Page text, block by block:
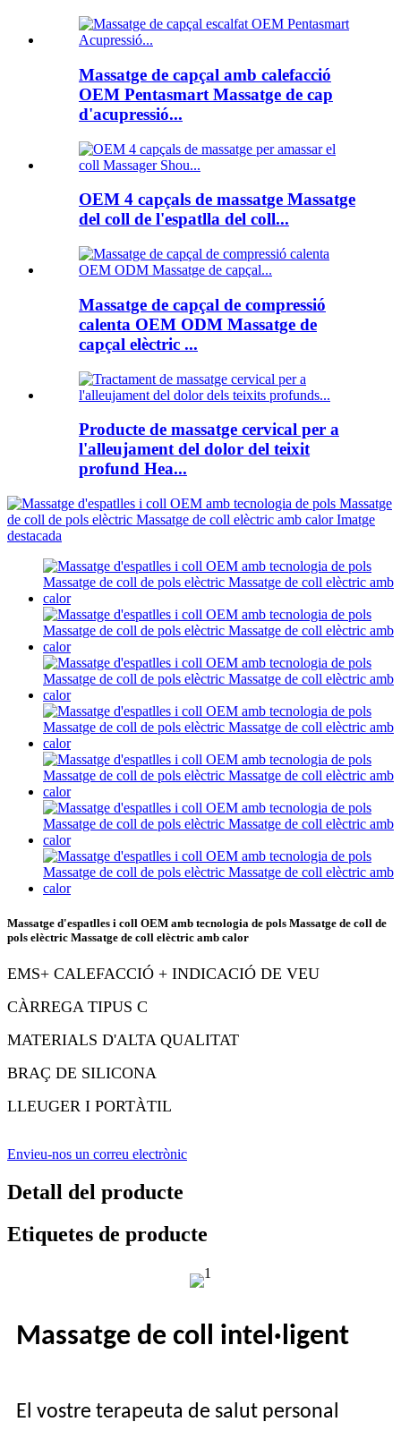
Massatge de capçal amb calefacció
OEM Pentasmart Massatge de cap
d'acupressió...
OEM 4 capçals de massatge Massatge
del coll de l'espatlla del coll...
Massatge de capçal de compressió
calenta OEM ODM Massatge de
capçal elèctric ...
Producte de massatge cervical per a
l'alleujament del dolor del teixit
profund Hea...
Massatge d'espatlles i coll OEM amb tecnologia de pols Massatge de coll de
pols elèctric Massatge de coll elèctric amb calor
EMS+ CALEFACCIÓ + INDICACIÓ DE VEU
CÀRREGA TIPUS C
MATERIALS D'ALTA QUALITAT
BRAÇ DE SILICONA
LLEUGER I PORTÀTIL
Envieu-nos un correu electrònic
Detall del producte
Etiquetes de producte
Massatge de coll intel·ligent
El vostre terapeuta de salut personal